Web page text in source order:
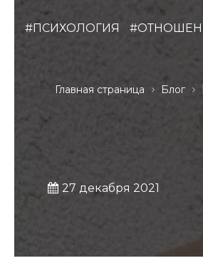
Главная страница Блог
#ПСИХОЛОГИЯ
27 декабря 2021